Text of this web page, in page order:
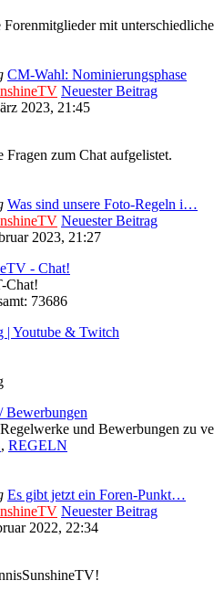
mit
CM-Wahl: Nominierungsphase
Neuester Beitrag
2023, 21:45
zum Chat aufgelistet.
Was sind unsere Foto-Regeln i…
Neuester Beitrag
2023, 21:27
- Chat!
Chat!
73686
| Youtube & Twitch
Bewerbungen
und Bewerbungen zu
, REGELN
Es gibt jetzt ein Foren-Punkt…
Neuester Beitrag
2022, 22:34